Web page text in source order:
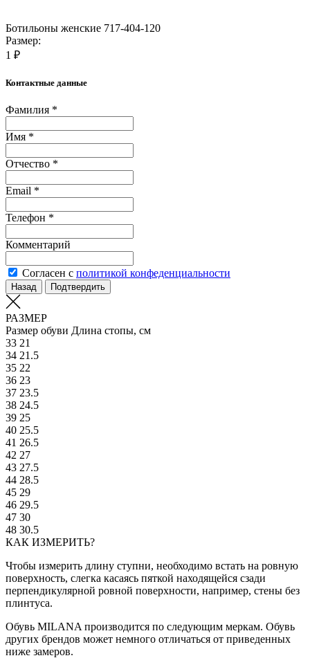
Ботильоны женские 717-404-120
Размер:
1 ₽
Контактные данные
Фамилия *
Имя *
Отчество *
Email *
Телефон *
Комментарий
Согласен с политикой конфеденциальности
Назад Подтвердить
РАЗМЕР
Размер обуви Длина стопы, см
33 21
34 21.5
35 22
36 23
37 23.5
38 24.5
39 25
40 25.5
41 26.5
42 27
43 27.5
44 28.5
45 29
46 29.5
47 30
48 30.5
КАК ИЗМЕРИТЬ?
Чтобы измерить длину ступни, необходимо встать на ровную
поверхность, слегка касаясь пяткой находящейся сзади
перпендикулярной ровной поверхности, например, стены без
плинтуса.
Обувь MILANA производится по следующим меркам. Обувь
других брендов может немного отличаться от приведенных
ниже замеров.